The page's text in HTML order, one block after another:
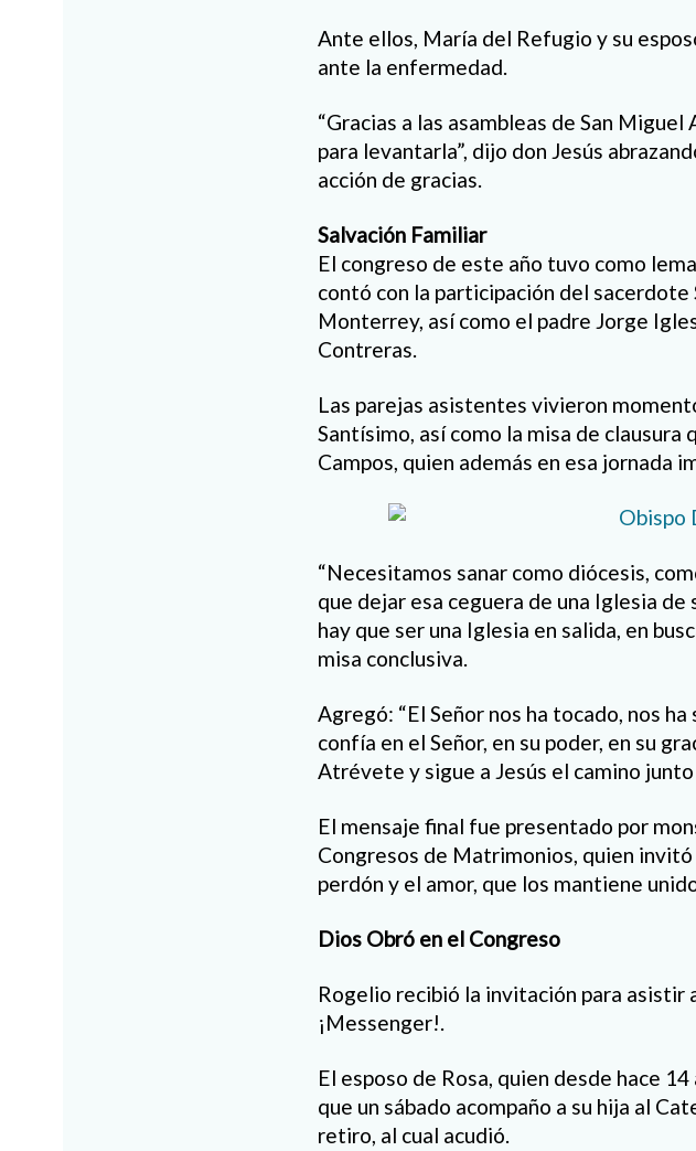
Ante ellos, María del Refugio y su
ante la enfermedad.
“Gracias a las asambleas de San
para levantarla”, dijo don Jesús
acción de gracias.
Salvación Familiar
El congreso de este año tuvo como lema
contó con la participación del
Monterrey, así como el padre Jorge
Contreras.
Las parejas asistentes vivieron
Santísimo, así como la misa de clausura
Campos, quien además en esa jornada
“Necesitamos sanar como diócesis,
que dejar esa ceguera de una Iglesia
hay que ser una Iglesia en salida, en
misa conclusiva.
Agregó: “El Señor nos ha tocado, nos
confía en el Señor, en su poder, en su
Atrévete y sigue a Jesús el camino
El mensaje final fue presentado por
Congresos de Matrimonios, quien
perdón y el amor, que los mantiene
Dios Obró en el Congreso
Rogelio recibió la invitación para
¡Messenger!.
El esposo de Rosa, quien desde hace
que un sábado acompaño a su hija al
retiro, al cual acudió.